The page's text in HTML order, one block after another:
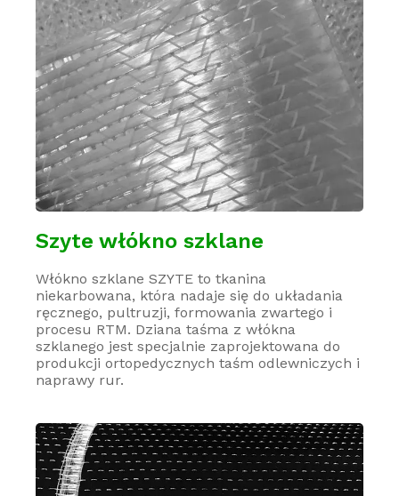
Szyte włókno szklane
Włókno szklane SZYTE to tkanina
niekarbowana, która nadaje się do układania
ręcznego, pultruzji, formowania zwartego i
procesu RTM. Dziana taśma z włókna
szklanego jest specjalnie zaprojektowana do
produkcji ortopedycznych taśm odlewniczych i
naprawy rur.